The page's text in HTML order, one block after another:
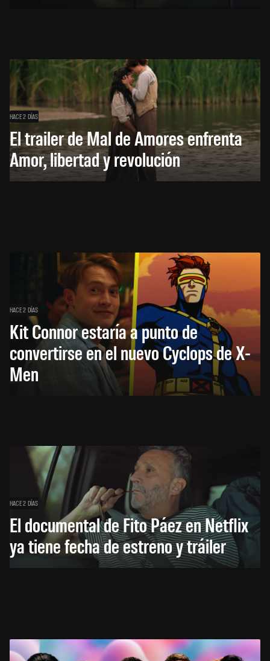
HACE 2 DÍAS
El trailer de Mal de Amores enfrenta
Amor, libertad y revolución
HACE 2 DÍAS
Kit Connor estaría a punto de
convertirse en el nuevo Cyclops de X-
Men
HACE 2 DÍAS
El documental de Fito Páez en Netflix
ya tiene fecha de estreno y tráiler